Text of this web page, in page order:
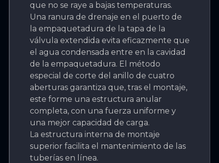
que no se raye a bajas temperaturas.
Una ranura de drenaje en el puerto de
la empaquetadura de la tapa de la
válvula extendida evita eficazmente que
el agua condensada entre en la cavidad
de la empaquetadura. El método
especial de corte del anillo de cuatro
aberturas garantiza que, tras el montaje,
este forme una estructura anular
completa, con una fuerza uniforme y
una mejor capacidad de carga.
La estructura interna de montaje
superior facilita el mantenimiento de las
tuberías en línea.